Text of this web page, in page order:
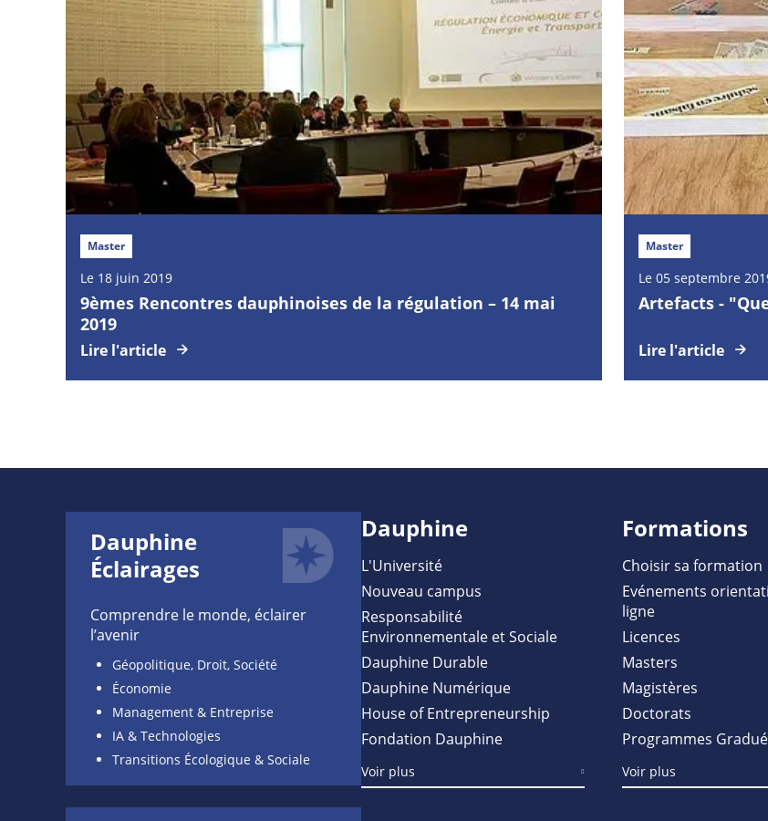
Master
Le 18 juin 2019
9èmes Rencontres dauphinoises de la régulation – 14 mai
2019
Lire l'article
Master
Le 05 septembre
Artefacts -
Lire l'article
Dauphine
Éclairages
Comprendre le monde, éclairer
l’avenir
Géopolitique, Droit, Société
Économie
Management & Entreprise
IA & Technologies
Transitions Écologique & Sociale
Dauphine
L'Université
Nouveau campus
Responsabilité
Environnementale et Sociale
Dauphine Durable
Dauphine Numérique
House of Entrepreneurship
Fondation Dauphine
Voir plus
Formations
Choisir sa formation
Evénements
ligne
Licences
Masters
Magistères
Doctorats
Programmes
Voir plus